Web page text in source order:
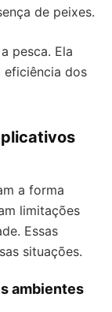
de peixes.
pesca. Ela
eficiência dos
a forma
limitações
Essas
situações.
ambientes